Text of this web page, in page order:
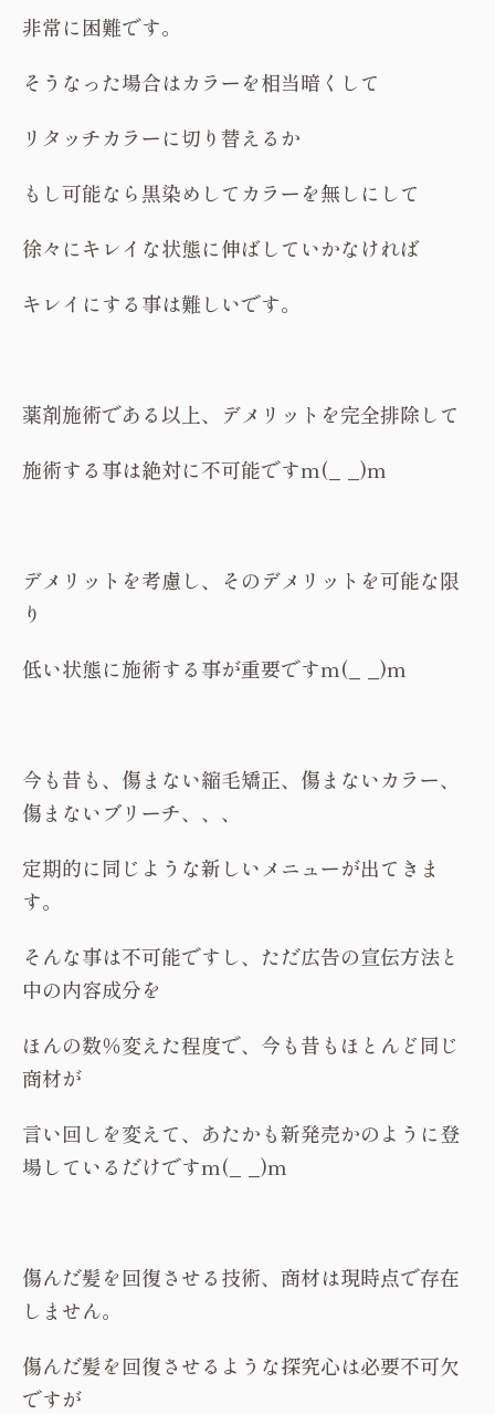
非常に困難です。
そうなった場合はカラーを相当暗くして
リタッチカラーに切り替えるか
もし可能なら黒染めしてカラーを無しにして
徐々にキレイな状態に伸ばしていかなければ
キレイにする事は難しいです。
薬剤施術である以上、デメリットを完全排除して
施術する事は絶対に不可能ですm(_ _)m
デメリットを考慮し、そのデメリットを可能な限
り
低い状態に施術する事が重要ですm(_ _)m
今も昔も、傷まない縮毛矯正、傷まないカラー、
傷まないブリーチ、、、
定期的に同じような新しいメニューが出てきま
す。
そんな事は不可能ですし、ただ広告の宣伝方法と
中の内容成分を
ほんの数％変えた程度で、今も昔もほとんど同じ
商材が
言い回しを変えて、あたかも新発売かのように登
場しているだけですm(_ _)m
傷んだ髪を回復させる技術、商材は現時点で存在
しません。
傷んだ髪を回復させるような探究心は必要不可欠
ですが